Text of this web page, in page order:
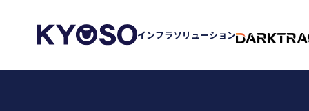
インフラソリューション